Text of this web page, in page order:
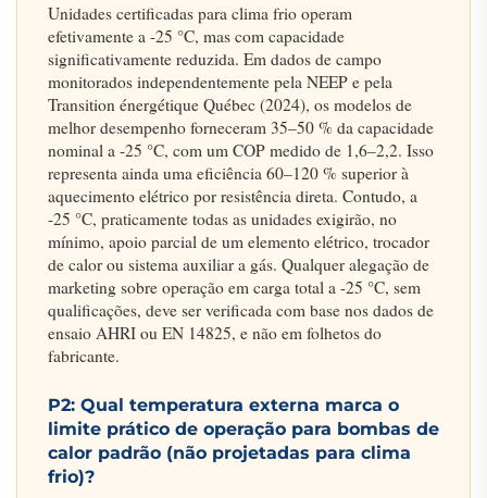
Unidades certificadas para clima frio operam
efetivamente a -25 °C, mas com capacidade
significativamente reduzida. Em dados de campo
monitorados independentemente pela NEEP e pela
Transition énergétique Québec (2024), os modelos de
melhor desempenho forneceram 35–50 % da capacidade
nominal a -25 °C, com um COP medido de 1,6–2,2. Isso
representa ainda uma eficiência 60–120 % superior à
aquecimento elétrico por resistência direta. Contudo, a
-25 °C, praticamente todas as unidades exigirão, no
mínimo, apoio parcial de um elemento elétrico, trocador
de calor ou sistema auxiliar a gás. Qualquer alegação de
marketing sobre operação em carga total a -25 °C, sem
qualificações, deve ser verificada com base nos dados de
ensaio AHRI ou EN 14825, e não em folhetos do
fabricante.
P2: Qual temperatura externa marca o
limite prático de operação para bombas de
calor padrão (não projetadas para clima
frio)?